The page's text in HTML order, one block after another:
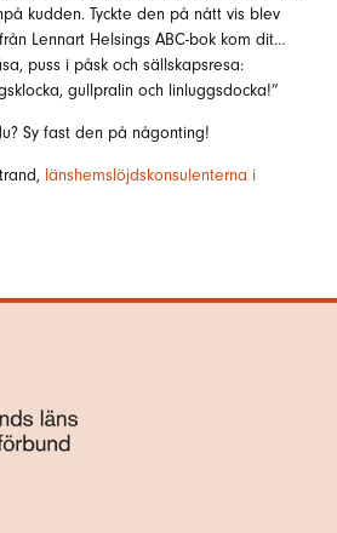
kudden. Tyckte den på nått vis blev
Lennart Helsings ABC-bok kom dit…
puss i påsk och sällskapsresa:
gullpralin och linluggsdocka!”
Sy fast den på någonting!
länshemslöjdskonsulenterna i